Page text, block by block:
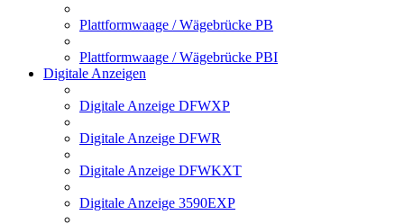
Plattformwaage / Wägebrücke PB
Plattformwaage / Wägebrücke PBI
Digitale Anzeigen
Digitale Anzeige DFWXP
Digitale Anzeige DFWR
Digitale Anzeige DFWKXT
Digitale Anzeige 3590EXP